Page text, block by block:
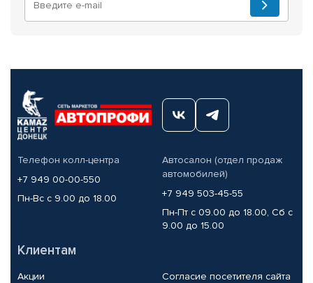
Телефон колл-центра
+7 949 00-00-550
Пн-Вс с 9.00 до 18.00
Автосалон (отдел продаж
автомобилей)
+7 949 503-45-55
Пн-Пт с 09.00 до 18.00, Сб с
9.00 до 15.00
Клиентам
Акции
Согласие посетителя сайта